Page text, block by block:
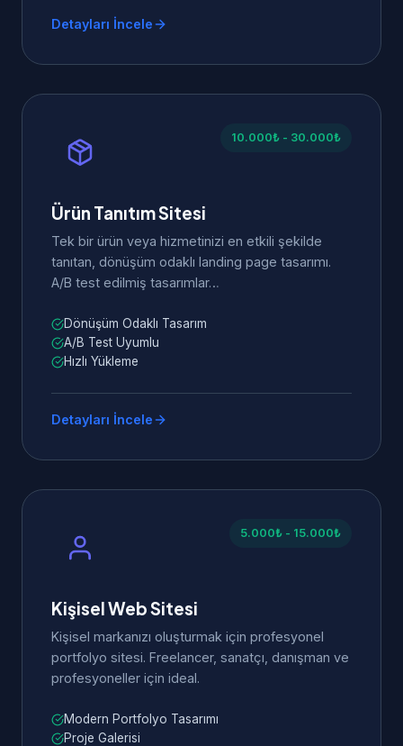
Detayları İncele
10.000₺ - 30.000₺
Ürün Tanıtım Sitesi
Tek bir ürün veya hizmetinizi en etkili şekilde
tanıtan, dönüşüm odaklı landing page tasarımı.
A/B test edilmiş tasarımlar…
Dönüşüm Odaklı Tasarım
A/B Test Uyumlu
Hızlı Yükleme
Detayları İncele
5.000₺ - 15.000₺
Kişisel Web Sitesi
Kişisel markanızı oluşturmak için profesyonel
portfolyo sitesi. Freelancer, sanatçı, danışman ve
profesyoneller için ideal.
Modern Portfolyo Tasarımı
Proje Galerisi